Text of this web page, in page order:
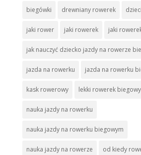
biegówki drewniany rowerek dzieci
jaki rower jaki rowerek jaki
jak nauczyć dziecko jazdy na rowerze
jazda na rowerku jazda na rowerku
kask rowerowy lekki rowerek biegowy
nauka jazdy na rowerku
nauka jazdy na rowerku biegowym
nauka jazdy na rowerze od kiedy